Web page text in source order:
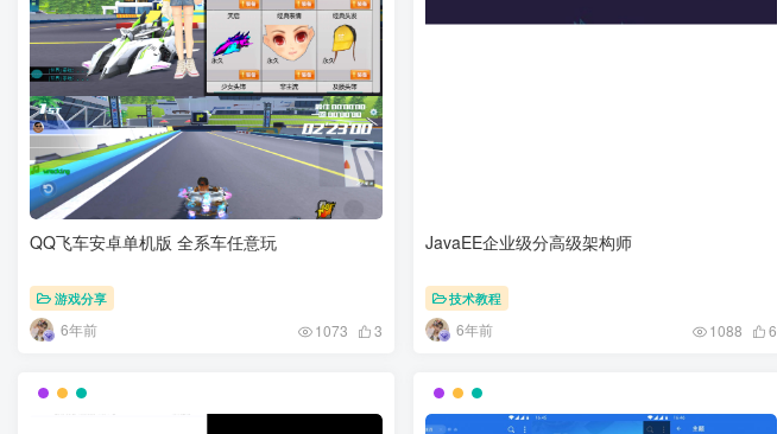
QQ飞车安卓单机版 全系车任意玩
游戏分享
6年前 1073 3
JavaEE企业级分高级架构师
技术教程
6年前 1088 6